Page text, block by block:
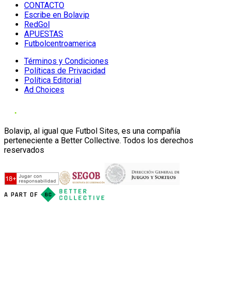
CONTACTO
Escribe en Bolavip
RedGol
APUESTAS
Futbolcentroamerica
Términos y Condiciones
Políticas de Privacidad
Política Editorial
Ad Choices
Bolavip, al igual que Futbol Sites, es una compañía
perteneciente a Better Collective. Todos los derechos
reservados